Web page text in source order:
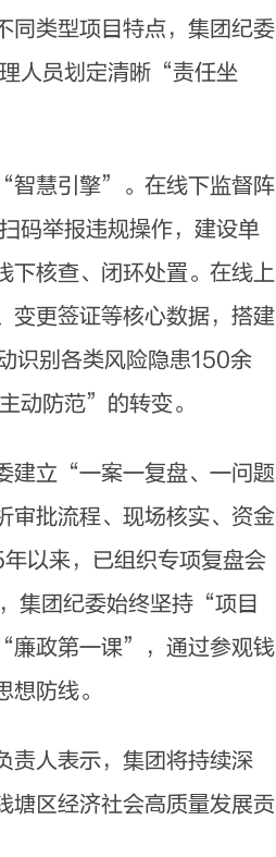
同类型项目特点，集团纪委
人员划定清晰“责任坐
智慧引擎”。在线下监督阵
码举报违规操作，建设单
下核查、闭环处置。在线上
变更签证等核心数据，搭建
识别各类风险隐患150余
防范”的转变。
建立“一案一复盘、一问题
审批流程、现场核实、资金
以来，已组织专项复盘会
集团纪委始终坚持“项目
廉政第一课”，通过参观钱
防线。
人表示，集团将持续深
区经济社会高质量发展贡